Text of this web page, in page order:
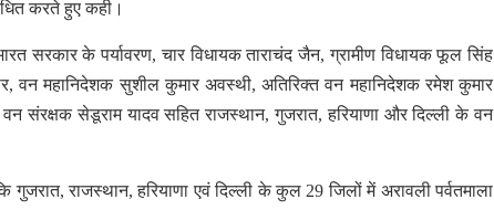
करते हुए कही।
सरकार के पर्यावरण, चार विधायक ताराचंद जैन, ग्रामीण विधायक फूल सिंह
वन महानिदेशक सुशील कुमार अवस्थी, अतिरिक्त वन महानिदेशक रमेश कुमार
संरक्षक सेडूराम यादव सहित राजस्थान, गुजरात, हरियाणा और दिल्ली के वन
राजस्थान, हरियाणा एवं दिल्ली के कुल 29 जिलों में अरावली पर्वतमाला